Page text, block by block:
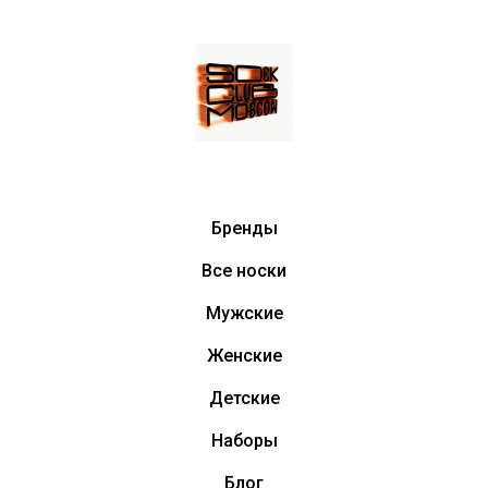
Бренды
Все носки
Мужские
Женские
Детские
Наборы
Блог